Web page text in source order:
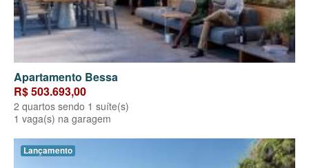
Apartamento Bessa
R$ 503.693,00
2 quartos sendo 1 suíte(s)
1 vaga(s) na garagem
Lançamento